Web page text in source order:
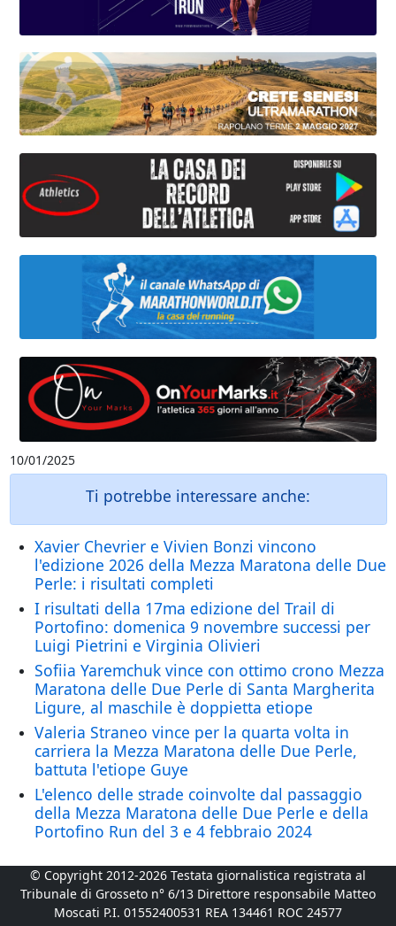
10/01/2025
Ti potrebbe interessare anche:
Xavier Chevrier e Vivien Bonzi vincono
l'edizione 2026 della Mezza Maratona delle Due
Perle: i risultati completi
I risultati della 17ma edizione del Trail di
Portofino: domenica 9 novembre successi per
Luigi Pietrini e Virginia Olivieri
Sofiia Yaremchuk vince con ottimo crono Mezza
Maratona delle Due Perle di Santa Margherita
Ligure, al maschile è doppietta etiope
Valeria Straneo vince per la quarta volta in
carriera la Mezza Maratona delle Due Perle,
battuta l'etiope Guye
L'elenco delle strade coinvolte dal passaggio
della Mezza Maratona delle Due Perle e della
Portofino Run del 3 e 4 febbraio 2024
© Copyright 2012-2026 Testata giornalistica registrata al
Tribunale di Grosseto n° 6/13 Direttore responsabile Matteo
Moscati P.I. 01552400531 REA 134461 ROC 24577